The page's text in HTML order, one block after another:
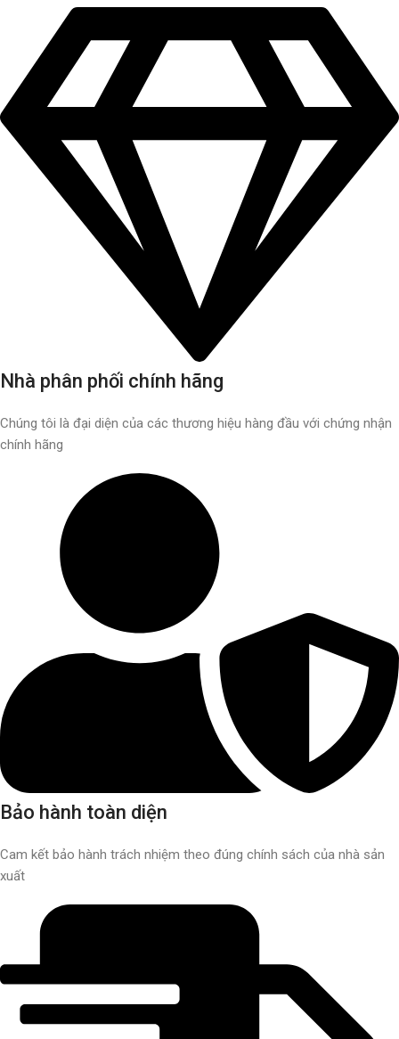
Nhà phân phối chính hãng
Chúng tôi là đại diện của các thương hiệu hàng đầu với chứng nhận
chính hãng
Bảo hành toàn diện
Cam kết bảo hành trách nhiệm theo đúng chính sách của nhà sản
xuất